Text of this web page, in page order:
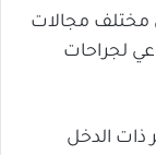
مختلف مجالات
لجراحات
ذات الدخل